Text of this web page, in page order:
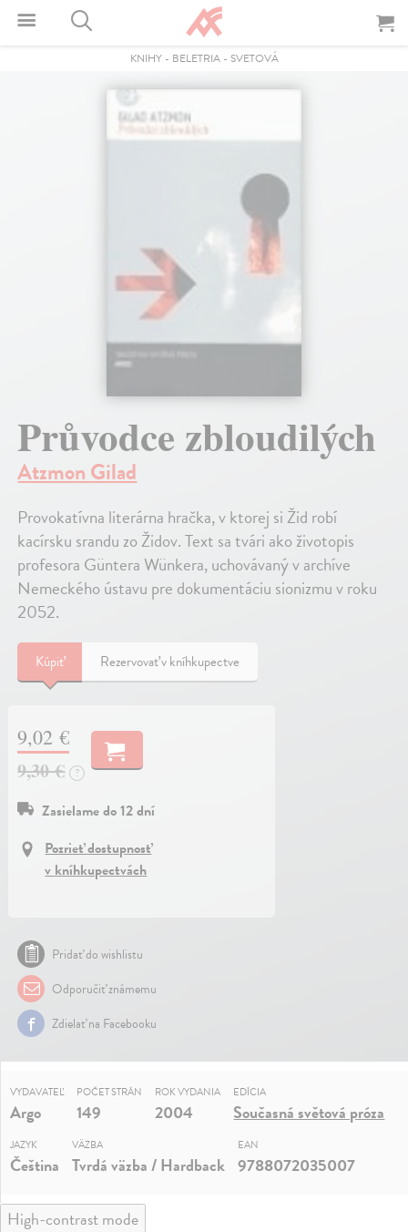
KNIHY- BELETRIA- SVETOVÁ
Průvodce zbloudilých
Atzmon Gilad
Provokatívna literárna hračka, v ktorej si Žid robí
kacírsku srandu zo Židov. Text sa tvári ako životopis
profesora Güntera Wünkera, uchovávaný v archíve
Nemeckého ústavu pre dokumentáciu sionizmu v roku
2052.
Kúpiť Rezervovať v kníhkupectve
9,02 €
9,30 €
?
Zasielame do 12 dní
Pozrieť dostupnosť
v kníhkupectvách
Pridať do wishlistu
Odporučiť známemu
Zdielať na Facebooku
VYDAVATEĽ
Argo
POČET STRÁN
149
ROK VYDANIA
2004
EDÍCIA
Současná světová próza
JAZYK
Čeština
VÄZBA
Tvrdá väzba / Hardback
EAN
9788072035007
High-contrast mode